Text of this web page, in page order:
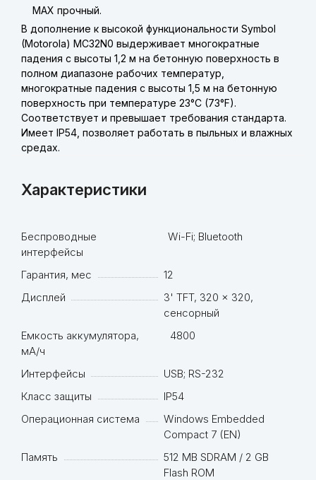
MAX прочный.
В дополнение к высокой функциональности Symbol
(Motorola) MC32N0 выдерживает многократные
падения с высоты 1,2 м на бетонную поверхность в
полном диапазоне рабочих температур,
многократные падения с высоты 1,5 м на бетонную
поверхность при температуре 23°C (73°F).
Соответствует и превышает требования стандарта.
Имеет IP54, позволяет работать в пыльных и влажных
средах.
Характеристики
Беспроводные
интерфейсы
Wi-Fi; Bluetooth
Гарантия, мес
12
Дисплей
3' TFT, 320 x 320,
сенсорный
Емкость аккумулятора,
мА/ч
4800
Интерфейсы
USB; RS-232
Класс защиты
IP54
Операционная система
Windows Embedded
Compact 7 (EN)
Память
512 МB SDRAM / 2 GB
Flash ROM